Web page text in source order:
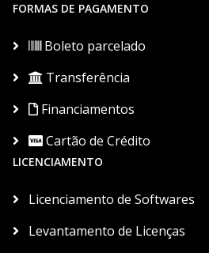
FORMAS DE PAGAMENTO
Boleto parcelado
Transferência
Financiamentos
Cartão de Crédito
LICENCIAMENTO
Licenciamento de Softwares
Levantamento de Licenças